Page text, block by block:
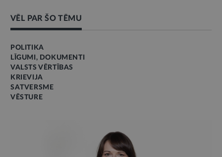
VĒL PAR ŠO TĒMU
POLITIKA
LĪGUMI, DOKUMENTI
VALSTS VĒRTĪBAS
KRIEVIJA
SATVERSME
VĒSTURE